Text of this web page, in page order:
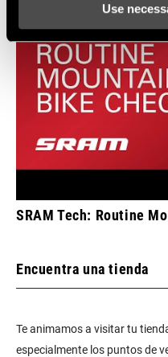
Use
SRAM Tech: Routine
Encuentra una tienda
Te animamos a visitar tu
especialmente los puntos de